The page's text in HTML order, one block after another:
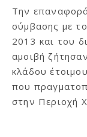
Την επαναφορά
σύμβασης με
2013 και του
αμοιβή
κλάδου
που
στην Περιοχή